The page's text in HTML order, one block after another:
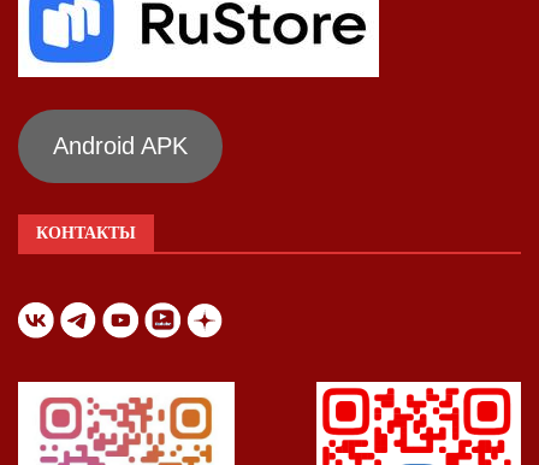
Android APK
КОНТАКТЫ